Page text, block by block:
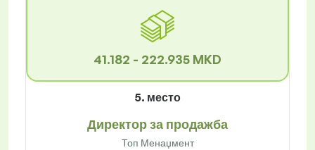
41.182 - 222.935 MKD
5. место
Директор за продажба
Топ Менаџмент